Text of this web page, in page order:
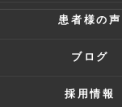
患者様の声
ブログ
採用情報